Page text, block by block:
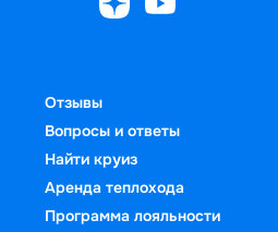
Отзывы
Вопросы и ответы
Найти круиз
Аренда теплохода
Программа лояльности